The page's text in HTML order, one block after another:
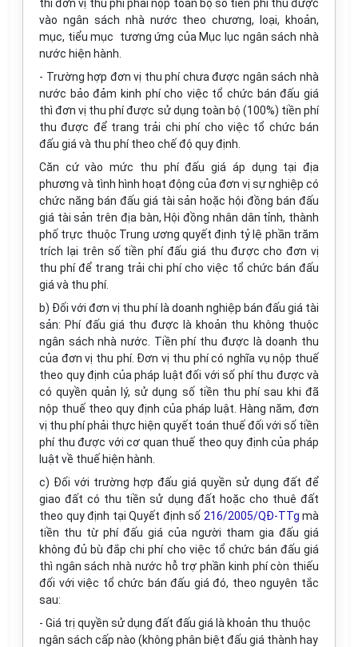
thì đơn vị thu phí phải nộp toàn bộ số tiền phí thu được
vào ngân sách nhà nước theo chương, loại, khoản,
mục, tiểu mục tương ứng của Mục lục ngân sách nhà
nước hiện hành.
- Trường hợp đơn vị thu phí chưa được ngân sách nhà
nước bảo đảm kinh phí cho việc tổ chức bán đấu giá
thì đơn vị thu phí được sử dụng toàn bộ (100%) tiền phí
thu được để trang trải chi phí cho việc tổ chức bán
đấu giá và thu phí theo chế độ quy định.
Căn cứ vào mức thu phí đấu giá áp dụng tại địa
phương và tình hình hoạt động của đơn vị sự nghiệp có
chức năng bán đấu giá tài sản hoặc hội đồng bán đấu
giá tài sản trên địa bàn, Hội đồng nhân dân tỉnh, thành
phố trực thuộc Trung ương quyết định tỷ lệ phần trăm
trích lại trên số tiền phí đấu giá thu được cho đơn vị
thu phí để trang trải chi phí cho việc tổ chức bán đấu
giá và thu phí.
b) Đối với đơn vị thu phí là doanh nghiệp bán đấu giá tài
sản: Phí đấu giá thu được là khoản thu không thuộc
ngân sách nhà nước. Tiền phí thu được là doanh thu
của đơn vị thu phí. Đơn vị thu phí có nghĩa vụ nộp thuế
theo quy định của pháp luật đối với số phí thu được và
có quyền quản lý, sử dụng số tiền thu phí sau khi đã
nộp thuế theo quy định của pháp luật. Hàng năm, đơn
vị thu phí phải thực hiện quyết toán thuế đối với số tiền
phí thu được với cơ quan thuế theo quy định của pháp
luật về thuế hiện hành.
c) Đối với trường hợp đấu giá quyền sử dụng đất để
giao đất có thu tiền sử dụng đất hoặc cho thuê đất
theo quy định tại Quyết định số 216/2005/QĐ-TTg mà
tiền thu từ phí đấu giá của người tham gia đấu giá
không đủ bù đắp chi phí cho việc tổ chức bán đấu giá
thì ngân sách nhà nước hỗ trợ phần kinh phí còn thiếu
đối với việc tổ chức bán đấu giá đó, theo nguyên tắc
sau:
- Giá trị quyền sử dụng đất đấu giá là khoản thu thuộc
ngân sách cấp nào (không phân biệt đấu giá thành hay